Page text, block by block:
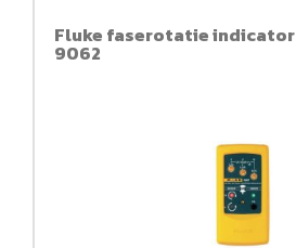
Fluke faserotatie indicator
9062